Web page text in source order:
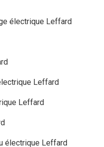
électrique Leffard
Leffard
Leffard
électrique Leffard